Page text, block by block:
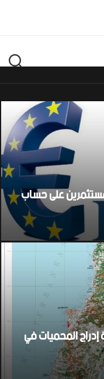
على حساب
المحميات في